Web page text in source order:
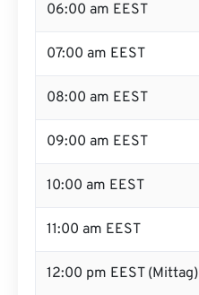
06:00 am EEST
07:00 am EEST
08:00 am EEST
09:00 am EEST
10:00 am EEST
11:00 am EEST
12:00 pm EEST (Mittag)